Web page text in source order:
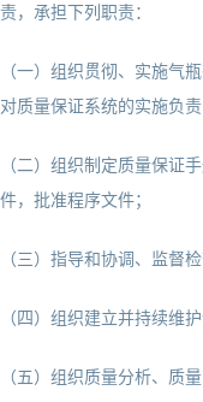
责，承担下列职责：
（一）组织贯彻、实施气
对质量保证系统的实施负责
（二）组织制定质量保证
件，批准程序文件；
（三）指导和协调、监督
（四）组织建立并持续维
（五）组织质量分析、质